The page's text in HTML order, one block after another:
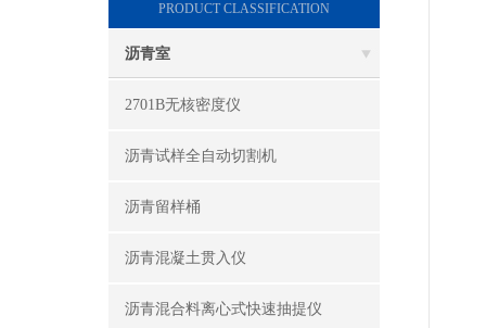
PRODUCT CLASSIFICATION
沥青室
2701B无核密度仪
沥青试样全自动切割机
沥青留样桶
沥青混凝土贯入仪
沥青混合料离心式快速抽提仪